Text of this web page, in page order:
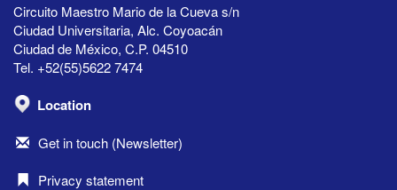
Circuito Maestro Mario de la Cueva s/n
Ciudad Universitaria, Alc. Coyoacán
Ciudad de México, C.P. 04510
Tel. +52(55)5622 7474
Location
Get in touch (Newsletter)
Privacy statement